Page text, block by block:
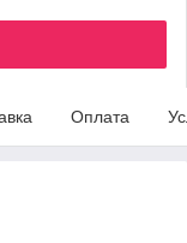
Оплата